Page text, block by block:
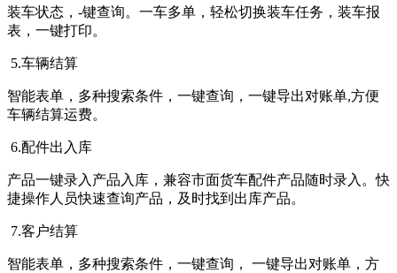
装车状态，-键查询。一车多单，轻松切换装车任务，装车报
表，一键打印。
5.车辆结算
智能表单，多种搜索条件，一键查询，一键导出对账单,方便
车辆结算运费。
6.配件出入库
产品一键录入产品入库，兼容市面货车配件产品随时录入。快
捷操作人员快速查询产品，及时找到出库产品。
7.客户结算
智能表单，多种搜索条件，一键查询， 一键导出对账单，方